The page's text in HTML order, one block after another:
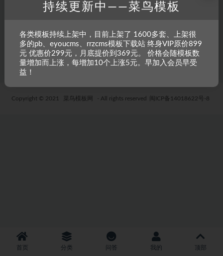
RRZCMS模板
示类模板
4 年前 34 19.9
Copyright © 2021 菜鸟模板网 - All rights reserved 闽ICP备14018622号-8
首页 分类 问答 我的 顶部
持续更新中——菜鸟模板
各类模板持续上架中，目前上架了 1600多套、上架很
多的pb、eyoucms、rrzcms模板下载站 终身VIP原价899
元 优惠价299元，月底提价到369元。 价格会随模板数
量增加而上涨，每增加10个上涨5元。早加入会员早受
益！